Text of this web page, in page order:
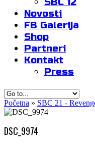
Novosti
FB Galerija
Shop
Partneri
Kontakt
Press
Početna » SBC 21 -
DSC_9974